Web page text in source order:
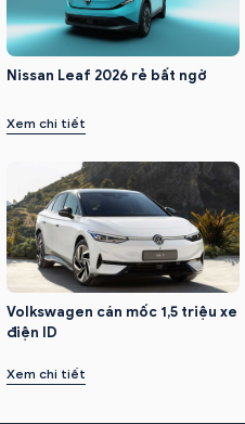
Nissan Leaf 2026 rẻ bất ngờ
Xem chi tiết
Volkswagen cán mốc 1,5 triệu xe
điện ID
Xem chi tiết